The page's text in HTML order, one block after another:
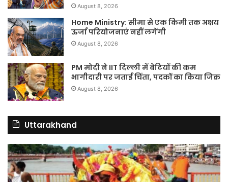
August 8, 2026
Home Ministry: सीमा से एक किमी तक अक्षय
ऊर्जा परियोजनाएं नहीं लगेंगी
August 8, 2026
PM मोदी ने IIT दिल्ली में बेटियों की कम
भागीदारी पर जताई चिंता, पदकों का किया जिक्र
August 8, 2026
Uttarakhand